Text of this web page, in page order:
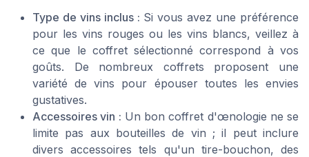
Type de vins inclus : Si vous avez une préférence
pour les vins rouges ou les vins blancs, veillez à
ce que le coffret sélectionné correspond à vos
goûts. De nombreux coffrets proposent une
variété de vins pour épouser toutes les envies
gustatives.
Accessoires vin : Un bon coffret d'œnologie ne se
limite pas aux bouteilles de vin ; il peut inclure
divers accessoires tels qu'un tire-bouchon, des